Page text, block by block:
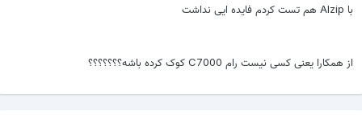
با Alzip هم تست کردم فایده ایی نداشت
از همکارا یعنی کسی نیست رام C7000 کوک کرده باشه؟؟؟؟؟؟؟